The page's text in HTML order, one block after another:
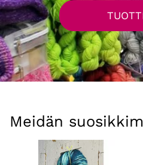
Meidän